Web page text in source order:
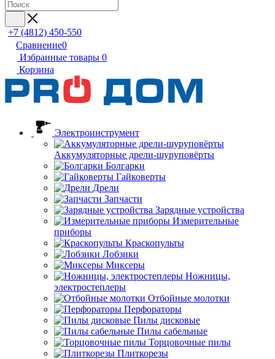
+7 (4812) 450-550
Сравнение0
Избранные товары 0
Корзина
Электроинструмент
Аккумуляторные дрели-шуруповёрты
Болгарки
Гайковерты
Дрели
Запчасти
Зарядные устройства
Измерительные
приборы
Краскопульты
Лобзики
Миксеры
Ножницы,
электростеплеры
Отбойные молотки
Перфораторы
Пилы дисковые
Пилы сабельные
Торцовочные пилы
Плиткорезы